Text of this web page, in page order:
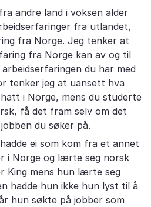
andre land i voksen alder
fra utlandet,
fra Norge. Jeg tenker at
fra Norge kan av og til
du har med
tenker jeg at uansett hva
i Norge, mens du studerte
få det fram selv om det
du søker på.
ei som kom fra et annet
i Norge og lærte seg norsk
King mens hun lærte seg
hadde hun ikke hun lyst til å
hun søkte på jobber som